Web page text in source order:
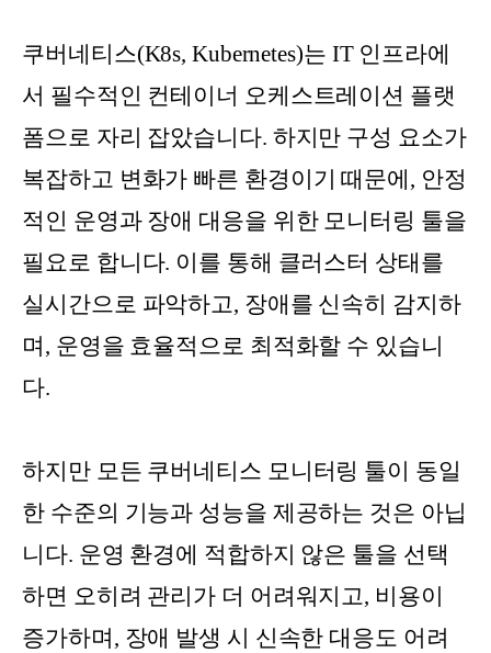
쿠버네티스(K8s, Kubernetes)는 IT 인프라에
서 필수적인 컨테이너 오케스트레이션 플랫
폼으로 자리 잡았습니다. 하지만 구성 요소가
복잡하고 변화가 빠른 환경이기 때문에, 안정
적인 운영과 장애 대응을 위한 모니터링 툴을
필요로 합니다. 이를 통해 클러스터 상태를
실시간으로 파악하고, 장애를 신속히 감지하
며, 운영을 효율적으로 최적화할 수 있습니
다.
하지만 모든 쿠버네티스 모니터링 툴이 동일
한 수준의 기능과 성능을 제공하는 것은 아닙
니다. 운영 환경에 적합하지 않은 툴을 선택
하면 오히려 관리가 더 어려워지고, 비용이
증가하며, 장애 발생 시 신속한 대응도 어려